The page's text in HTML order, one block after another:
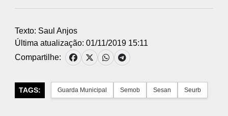
Texto: Saul Anjos
Última atualização: 01/11/2019 15:11
Compartilhe:
TAGS: Guarda Municipal Semob Sesan Seurb